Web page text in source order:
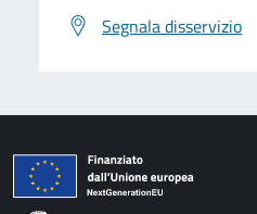
Segnala disservizio